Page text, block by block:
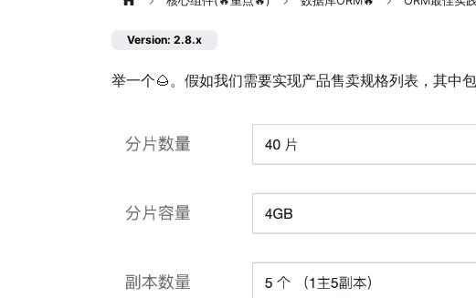
Version: 2.8.x
举一个🌰。假如我们需要实现产品售卖规格列表，其中